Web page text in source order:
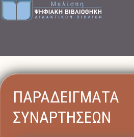
ΠΑΡΑΔΕΙΓΜΑΤΑ
ΣΥΝΑΡΤΗΣΕΩΝ